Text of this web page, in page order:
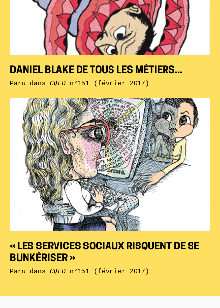
« LES SERVICES SOCIAUX RISQUENT DE SE
BUNKÉRISER »
Paru dansCQFDn°151 (février 2017)
DANIEL BLAKE DE TOUS LES MÉTIERS...
Paru dansCQFDn°151 (février 2017)